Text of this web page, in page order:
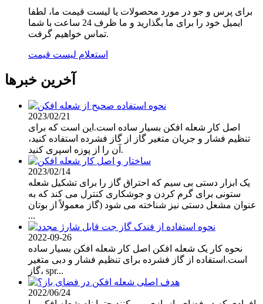
برای پرس و جو در مورد محصولات یا لیست قیمت ما، لطفا
ایمیل خود را برای ما بگذارید و ما ظرف 24 ساعت با شما
تماس خواهیم گرفت.
استعلام لیست قیمت
آخرین خبرها
2023/02/21
اصل کار شعله افکن بسیار ساده است.این است که برای
تنظیم فشار و جریان متغیر گاز از گاز فشرده استفاده کنید،
آن را از پوزه اسپری کنید.
2023/02/14
یک ابزار دستی بی سیم که احتراق گاز را برای تشکیل شعله
ستونی برای گرم کردن و جوشکاری کنترل می کند که به
عنوان مشعل دستی نیز شناخته می شود (گاز معمولاً از بوتان
...
2022-09-26
نحوه کار یک شعله افکن اصل کار شعله افکن بسیار ساده
است.استفاده از گاز فشرده برای تنظیم فشار و دبی متغیر
گاز، spr...
2022/06/24